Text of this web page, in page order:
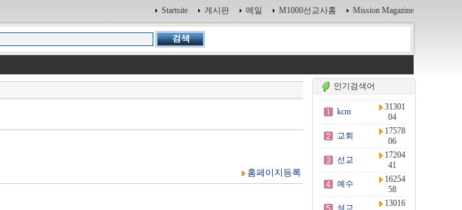
Startsite 게시판 메일 M1000선교사홈 Mission Magazine
홈페이지등록
인기검색어
kcm
31301
04
교회
17578
06
선교
17204
41
예수
16254
58
설교
13016